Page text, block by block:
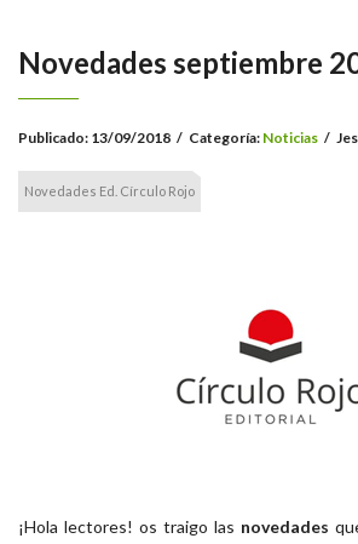
Novedades septiembre
Publicado: 13/09/2018 / Categoría: Noticias /
Novedades Ed. Círculo Rojo
¡Hola lectores! os traigo las novedades